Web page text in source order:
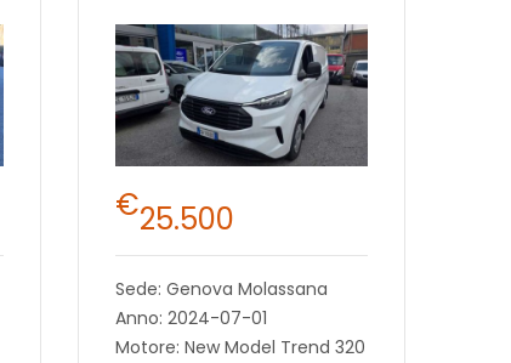
€25.500
Sede: Genova Molassana
Anno: 2024-07-01
Motore: New Model Trend 320